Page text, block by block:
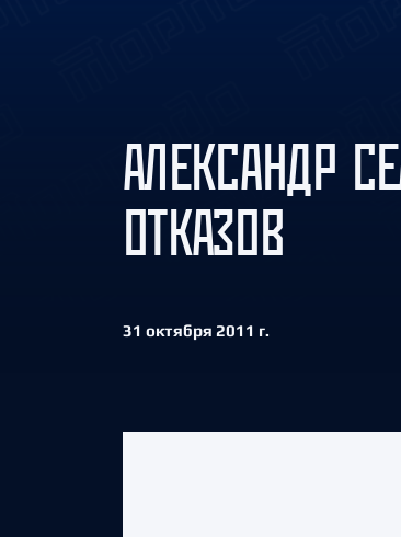
АЛЕКСАНДР
ОТКАЗОВ
31 октября 2011 г.